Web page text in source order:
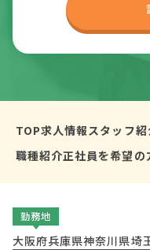
TOP求人情報スタッフ紹
職種紹介正社員を希望の
勤務地
大阪府兵庫県神奈川県埼